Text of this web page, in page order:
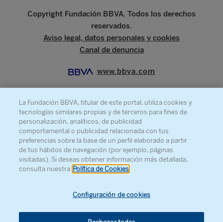
Copyright Fundación BBVA. Todos los derechos
reservados.
Aviso legal, datos personales y cookies
Canal de denuncia
www.bbva.com
SOBRE LA FUNDACIÓN
PRENSA
MAPA WEB
AGENDA
La Fundación BBVA, titular de este portal, utiliza cookies y
tecnologías similares propias y de terceros para fines de
personalización, analíticos, de publicidad
comportamental o publicidad relacionada con tus
preferencias sobre la base de un perfil elaborado a partir
de tus hábitos de navegación (por ejemplo, páginas
visitadas). Si deseas obtener información más detallada,
consulta nuestra Política de Cookies
Configuración de cookies